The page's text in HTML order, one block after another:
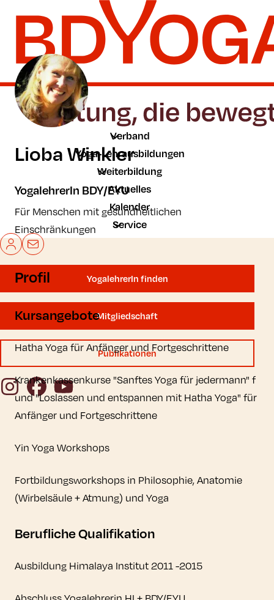
Zum Hauptinhalt der Seite springen
Zur Startseite navigieren
Verband
Yoga-Lehrausbildungen
Weiterbildung
Aktuelles
Kalender
Service
Mein BDYoga
Kontakt
YogalehrerIn finden
Mitgliedschaft
Publikationen
InstagramFacebookYouTube
Lioba Winkler
YogalehrerIn BDY/EYU
Für Menschen mit gesundheitlichen
Einschränkungen
Profil
Kursangebote
Hatha Yoga für Anfänger und Fortgeschrittene
Krankenkassenkurse "Sanftes Yoga für jedermann" f
und "Loslassen und entspannen mit Hatha Yoga" für
Anfänger und Fortgeschrittene
Yin Yoga Workshops
Fortbildungsworkshops in Philosophie, Anatomie
(Wirbelsäule + Atmung) und Yoga
Berufliche Qualifikation
Ausbildung Himalaya Institut 2011 -2015